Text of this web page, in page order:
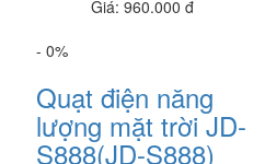
Giá: 960.000 đ
- 0%
Quạt điện năng
lượng mặt trời JD-
S888(JD-S888)